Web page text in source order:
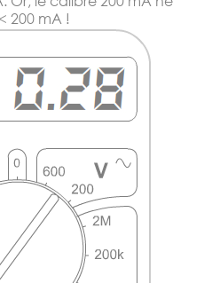
200 mA !